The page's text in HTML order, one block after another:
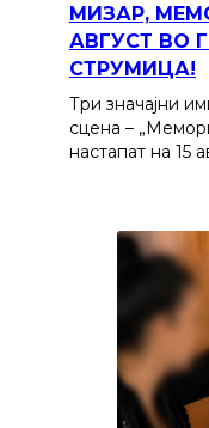
МИЗАР,
АВГУСТ ВО
СТРУМИЦА!
Три значајни
сцена –
настапат на 15